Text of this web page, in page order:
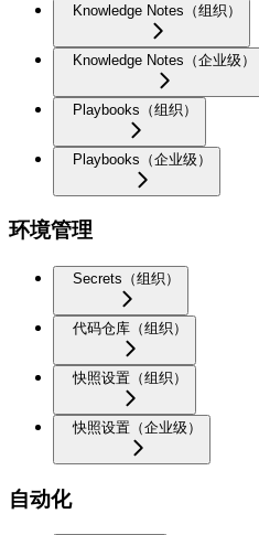
Knowledge Notes（组织）
Knowledge Notes（企业级）
Playbooks（组织）
Playbooks（企业级）
环境管理
Secrets（组织）
代码仓库（组织）
快照设置（组织）
快照设置（企业级）
自动化